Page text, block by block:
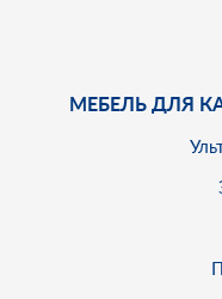
МЕБЕЛЬ ДЛЯ